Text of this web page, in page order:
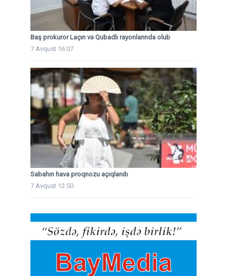
Baş prokuror Laçın və Qubadlı rayonlarında olub
7 Avqust 16:07
Sabahın hava proqnozu açıqlanıb
7 Avqust 12:50